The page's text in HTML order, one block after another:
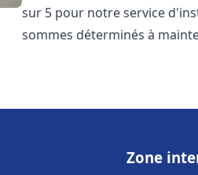
sur 5 pour notre service
sommes déterminés à
Zone